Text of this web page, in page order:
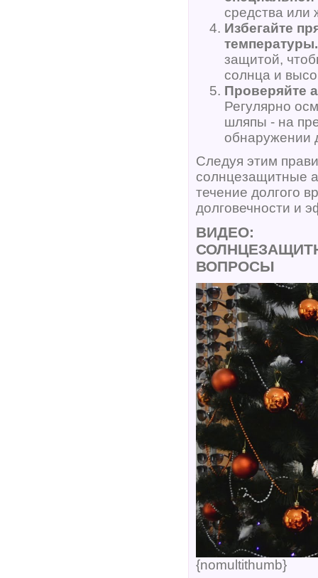
средства или
Избегайте
температуры.
защитой,
солнца и
Проверяйте
Регулярно
шляпы - на
обнаружении
Следуя этим
солнцезащитные
течение долгого
долговечности и
ВИДЕО:
ВОПРОСЫ
{nomultithumb}